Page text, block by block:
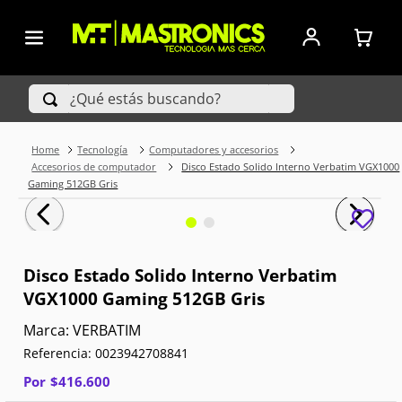
¿Qué estás buscando?
Tecnología
Computadores y accesorios
Accesorios de computador
Disco Estado Solido Interno Verbatim VGX1000
Gaming 512GB Gris
Disco Estado Solido Interno Verbatim
VGX1000 Gaming 512GB Gris
VERBATIM
Referencia: 0023942708841
Por $416.600
TÉRMINOS MÁS BUSCADOS
1.
Iphone
3.
Celulares Samsung
4.
Televisores
5.
Red Magic